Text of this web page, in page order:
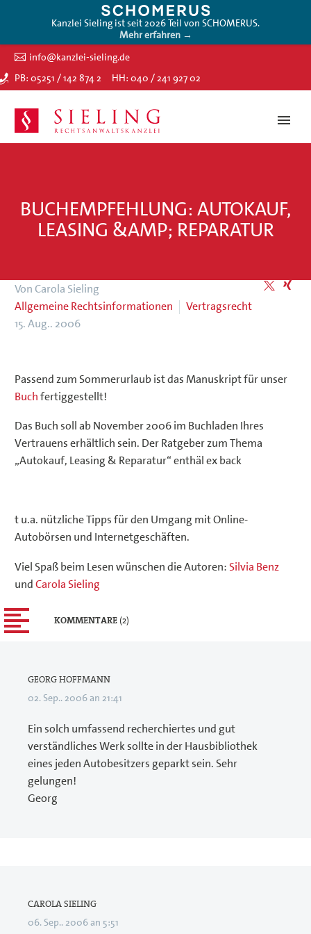
Kanzlei Sieling ist seit 2026 Teil von SCHOMERUS.
Mehr erfahren →
info@kanzlei-sieling.de
PB: 05251 / 142 874 2
HH: 040 / 241 927 02
BUCHEMPFEHLUNG: AUTOKAUF,
LEASING &AMP; REPARATUR
Von Carola Sieling
Allgemeine Rechtsinformationen
Vertragsrecht
15. Aug.. 2006
Passend zum Sommerurlaub ist das Manuskript für unser
Buchfertiggestellt!
Das Buch soll ab November 2006 im Buchladen Ihres
Vertrauens erhältlich sein. Der Ratgeber zum Thema
„Autokauf, Leasing & Reparatur“ enthäl ex back
t u.a. nützliche Tipps für den Umgang mit Online-
Autobörsen und Internetgeschäften.
Viel Spaß beim Lesen wünschen die Autoren:Silvia Benz
undCarola Sieling
KOMMENTARE (2)
GEORG HOFFMANN
02. Sep.. 2006 an 21:41
Ein solch umfassend recherchiertes und gut
verständliches Werk sollte in der Hausbibliothek
eines jeden Autobesitzers geparkt sein. Sehr
gelungen!
Georg
CAROLA SIELING
06. Sep.. 2006 an 5:51